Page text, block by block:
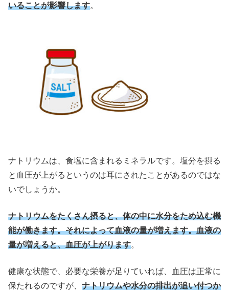
いることが影響します。
ナトリウムは、食塩に含まれるミネラルです。塩分を摂る
と血圧が上がるというのは耳にされたことがあるのではな
いでしょうか。
ナトリウムをたくさん摂ると、体の中に水分をため込む機
能が働きます。それによって血液の量が増えます。血液の
量が増えると、血圧が上がります。
健康な状態で、必要な栄養が足りていれば、血圧は正常に
保たれるのですが、 ナトリウムや水分の排出が追い付つか